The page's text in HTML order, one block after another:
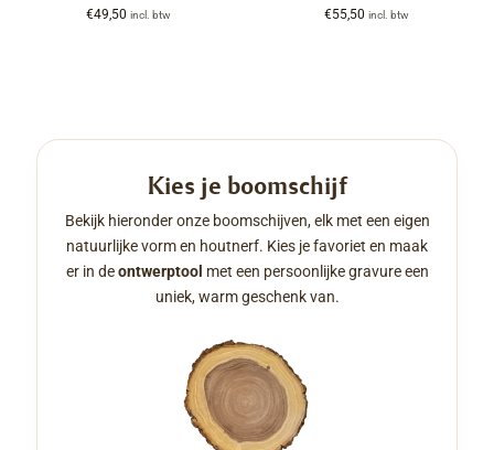
€49,50 incl. btw €55,50 incl. btw
Kies je boomschijf
Bekijk hieronder onze boomschijven, elk met een eigen
natuurlijke vorm en houtnerf. Kies je favoriet en maak
er in deontwerptool met een persoonlijke gravure een
uniek, warm geschenk van.